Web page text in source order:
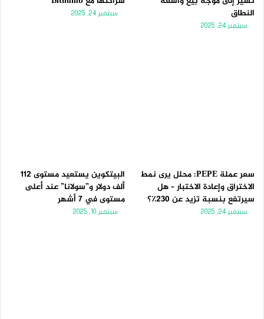
النطاق
سبتمبر 24, 2025
سبتمبر 24, 2025
سعر عملة PEPE: محلل يرى نمط
الاختراق وإعادة الاختبار – هل
سيرتفع بنسبة تزيد عن 230٪؟
سبتمبر 24, 2025
البيتكوين يستعيد مستوى 112
ألف دولار و”سولانا” عند أعلى
مستوى في 7 أشهر
سبتمبر 10, 2025